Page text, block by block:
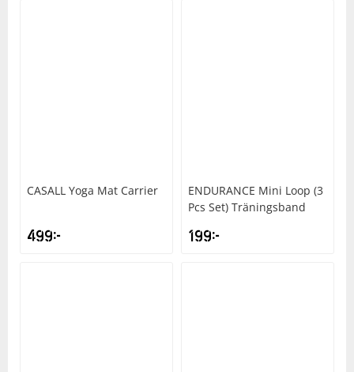
CASALL Yoga Mat Carrier
499kr
ENDURANCE Mini Loop (3
Pcs Set) Träningsband
199kr